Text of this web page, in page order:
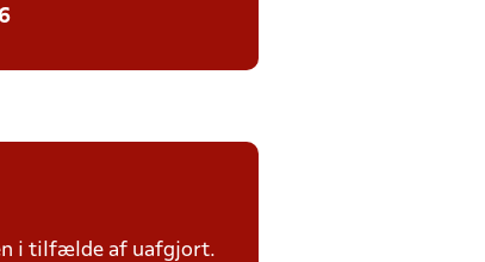
i tilfælde af uafgjort.